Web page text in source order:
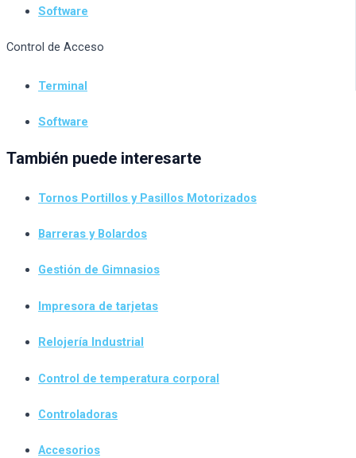
Software
Control de Acceso
Terminal
Software
También puede interesarte
Tornos Portillos y Pasillos Motorizados
Barreras y Bolardos
Gestión de Gimnasios
Impresora de tarjetas
Relojería Industrial
Control de temperatura corporal
Controladoras
Accesorios